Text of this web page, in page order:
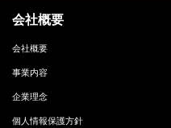
会社概要
会社概要
事業内容
企業理念
個人情報保護方針